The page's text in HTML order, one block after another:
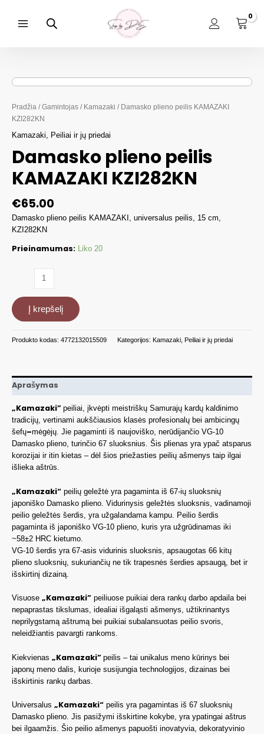
turinio
Pradžia /Gamintojas / Kamazaki / Damasko plieno peilis KAMAZAKI
KZI282KN
Kamazaki, Peiliai ir jų priedai
Damasko plieno peilis
KAMAZAKI KZI282KN
€65.00
Damasko plieno peilis KAMAZAKI, universalus peilis, 15 cm,
KZI282KN
Prieinamumas: Liko 20
Damasko
plieno
peilis
KZI282KN
Į krepšelį
Produkto kodas: 4772132015509 Kategorijos: Kamazaki Peiliai ir jų priedai
Aprašymas
„Kamazaki” peiliai, įkvėpti meistriškų Samurajų kardų kaldinimo
tradicijų, vertinami aukščiausios klasės profesionalų bei ambicingų
šefų–mėgėjų. Jie pagaminti iš naujoviško, nerūdijančio VG-10
Damasko plieno, turinčio 67 sluoksnius. Šis plienas yra ypač atsparus
korozijai ir itin kietas – dėl šios priežasties peilių ašmenys taip ilgai
išlieka aštrūs.
„Kamazaki“ peilių geležtė yra pagaminta iš 67-ių sluoksnių
japoniško Damasko plieno. Vidurinysis geležtės sluoksnis, vadinamoji
peilio geležtės šerdis, yra užgalandama kampu. Peilio šerdis
pagaminta iš japoniško VG-10 plieno, kuris yra užgrūdinamas iki
~58±2 HRC kietumo.
VG-10 šerdis yra 67-asis vidurinis sluoksnis, apsaugotas 66 kitų
plieno sluoksnių, sukuriančių ne tik trapesnės šerdies apsaugą, bet ir
išskirtinį dizainą.
Visuose „Kamazaki” peiliuose puikiai dera rankų darbo apdaila bei
nepaprastas tikslumas, idealiai išgaląsti ašmenys, užtikrinantys
neprilygstamą aštrumą bei puikiai subalansuotas peilio svoris,
neleidžiantis pavargti rankoms.
Kiekvienas „Kamazaki” peilis – tai unikalus meno kūrinys bei
japonų meno dalis, kurioje susijungia technologijos, dizainas bei
išskirtinis rankų darbas.
Universalus „Kamazaki“ peilis yra pagamintas iš 67 sluoksnių
Damasko plieno. Jis pasižymi išskirtine kokybe, yra ypatingai aštrus
bei ilgaamžis. Šio peilio ašmenys papuošti inovatyvia, dekoratyvinio